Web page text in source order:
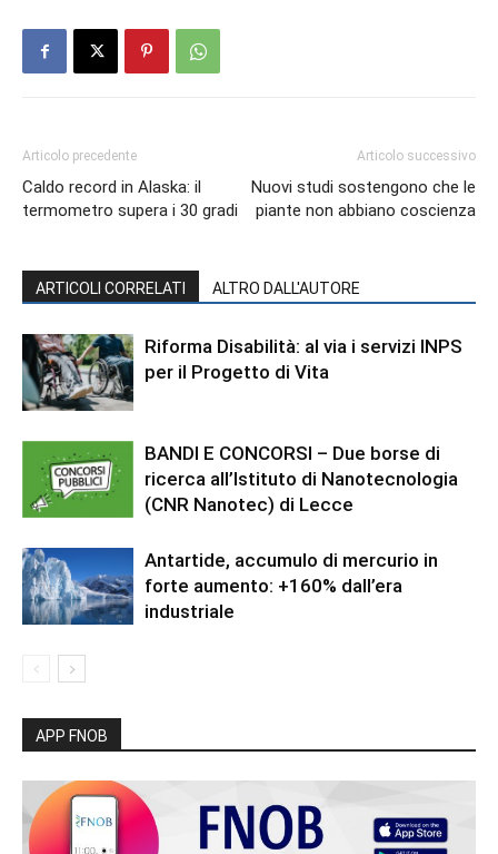
Articolo precedente
Caldo record in Alaska: il
termometro supera i 30 gradi
Articolo successivo
Nuovi studi sostengono che le
piante non abbiano coscienza
ARTICOLI CORRELATI ALTRO DALL'AUTORE
Riforma Disabilità: al via i servizi INPS
per il Progetto di Vita
BANDI E CONCORSI – Due borse di
ricerca all’Istituto di Nanotecnologia
(CNR Nanotec) di Lecce
Antartide, accumulo di mercurio in
forte aumento: +160% dall’era
industriale
APP FNOB